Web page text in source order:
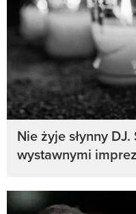
Nie żyje słynny
wystawnymi